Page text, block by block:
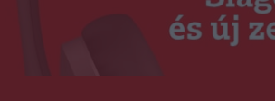
Duma Duba
Podcast és videók
Stáb